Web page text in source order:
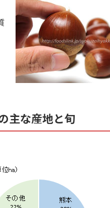
主な産地と旬